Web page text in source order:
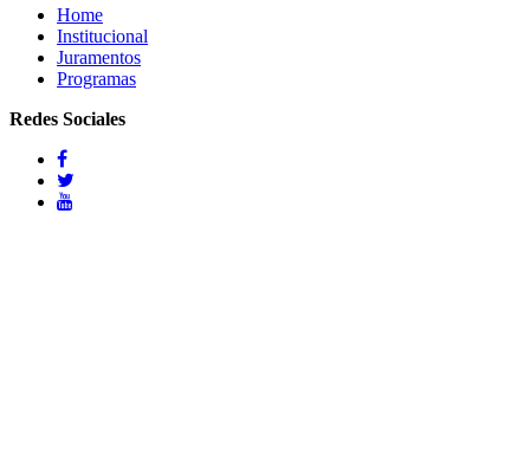
Home
Institucional
Juramentos
Programas
Redes Sociales